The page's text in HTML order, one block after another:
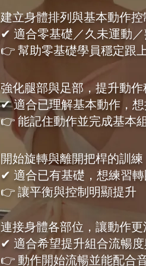
建立身體排列與基本動作控
✔ 適合零基礎／久未運動
👉 幫助零基礎學員穩定跟
強化腿部與足部，提升動作
✔ 適合已理解基本動作，
👉 能記住動作並完成基本
開始旋轉與離開把桿的訓練
✔ 適合已有基礎，想練習
👉 讓平衡與控制明顯提升
連接身體各部位，讓動作更
✔ 適合希望提升組合流暢
👉 動作開始流暢並能配合